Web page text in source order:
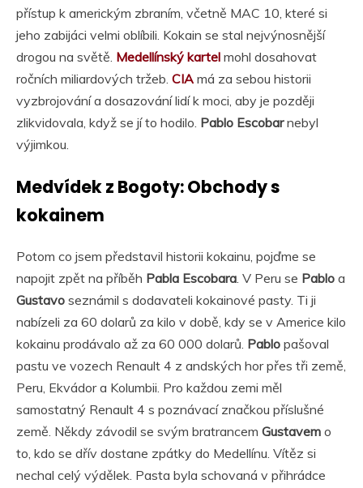
přístup k americkým zbraním, včetně MAC 10, které si
jeho zabijáci velmi oblíbili. Kokain se stal nejvýnosnější
drogou na světě. Medellínský kartel mohl dosahovat
ročních miliardových tržeb. CIA má za sebou historii
vyzbrojování a dosazování lidí k moci, aby je později
zlikvidovala, když se jí to hodilo. Pablo Escobarnebyl
výjimkou.
Medvídek z Bogoty: Obchody s
kokainem
Potom co jsem představil historii kokainu, pojďme se
napojit zpět na příběh Pabla Escobara. V Peru se Pablo a
Gustavo seznámil s dodavateli kokainové pasty. Ti ji
nabízeli za 60 dolarů za kilo v době, kdy se v Americe kilo
kokainu prodávalo až za 60 000 dolarů. Pablo pašoval
pastu ve vozech Renault 4 z andských hor přes tři země,
Peru, Ekvádor a Kolumbii. Pro každou zemi měl
samostatný Renault 4 s poznávací značkou příslušné
země. Někdy závodil se svým bratrancem Gustavem o
to, kdo se dřív dostane zpátky do Medellínu. Vítěz si
nechal celý výdělek. Pasta byla schovaná v přihrádce